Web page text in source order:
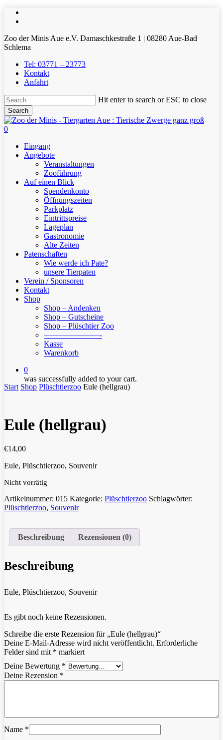
Skip
content
Zoo der Minis Aue e.V. Damaschkestraße 1 | 08280 Aue-Bad
Schlema
Tel: 03771 – 23773
Kontakt
Anfahrt
Hit enter to search or ESC to close
Search
Close
Search
0
Eingang
Angebote
Veranstaltungen
Zooführung
Auf einen Blick
Spendenkonto
Öffnungszeiten
Parkplatz
Eintrittspreise
Lageplan
Gastronomie
Alte Zeiten
Patenschaften
Wie werde ich Pate?
unsere Tierpaten
Verein / Sponsoren
Kontakt
Shop
Shop – Andenken
Shop – Gutscheine
Shop – Plüschtier Zoo
———————-
Kasse
Warenkorb
0
was successfully added to your cart.
Start Shop Plüschtierzoo Eule (hellgrau)
Eule (hellgrau)
€14,00
Eule, Plüschtierzoo, Souvenir
Nicht vorrätig
Artikelnummer: 015 Kategorie: Plüschtierzoo Schlagwörter:
Plüschtierzoo, Souvenir
Beschreibung Rezensionen (0)
Beschreibung
Eule, Plüschtierzoo, Souvenir
Es gibt noch keine Rezensionen.
Schreibe die erste Rezension für „Eule (hellgrau)“
Deine E-Mail-Adresse wird nicht veröffentlicht. Erforderliche
Felder sind mit * markiert
Deine Bewertung *
Deine Rezension *
Name *